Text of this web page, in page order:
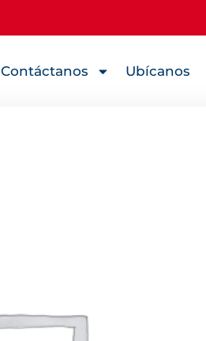
Contáctanos Ubícanos